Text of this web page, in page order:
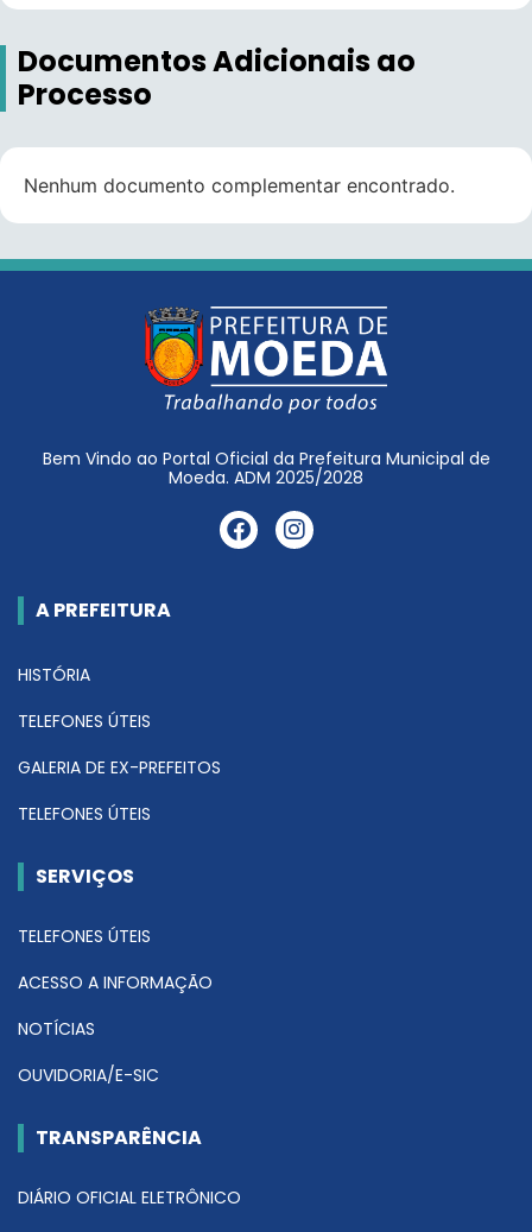
Documentos Adicionais ao
Processo
Nenhum documento complementar encontrado.
Bem Vindo ao Portal Oficial da Prefeitura Municipal de
Moeda. ADM 2025/2028
A PREFEITURA
HISTÓRIA
TELEFONES ÚTEIS
GALERIA DE EX-PREFEITOS
TELEFONES ÚTEIS
SERVIÇOS
TELEFONES ÚTEIS
ACESSO A INFORMAÇÃO
NOTÍCIAS
OUVIDORIA/E-SIC
TRANSPARÊNCIA
DIÁRIO OFICIAL ELETRÔNICO